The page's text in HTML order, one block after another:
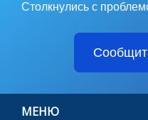
Столкнулись с
МЕНЮ